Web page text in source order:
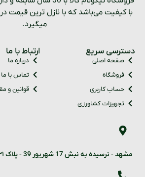
با کیفیت می‌باشد که با نازل ترین قیمت در
میگیرد.
دسترسی سریع
صفحه اصلی
فروشگاه
حساب کاربری
تجهیزات کشاورزی
ارتباط با ما
درباره ما
تماس با ما
قوانین و
مشهد - نرسیده به نبش 17 شهریور 39 - پلاک ۴۲۱